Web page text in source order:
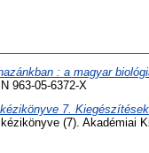
: a magyar
963-05-6372-X
7.
(7). Akadémiai